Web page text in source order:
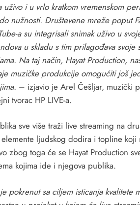
i u vrlo kratkom vremenskom
nužnosti. Društevene mreže poput
a su integrisali snimak uživo u
u skladu s tim prilagođava svoje
Na taj način, Hayat Production,
muzičke produkcije omogućiti još
– izjavio je Arel Češljar, muzički
tvorac HP LIVE-a.
sve više traži live streaming na
ljudskog dodira i topline koji
zbog toga će se Hayat Production
kojima ide i njegova publika.
pokrenut sa ciljem isticanja kvalitete